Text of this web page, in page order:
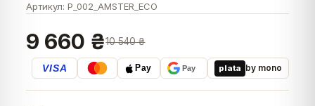
Артикул:P_002_AMSTER_ECO
9 660 ₴10 540 ₴
VISA Pay Pay plata by mono